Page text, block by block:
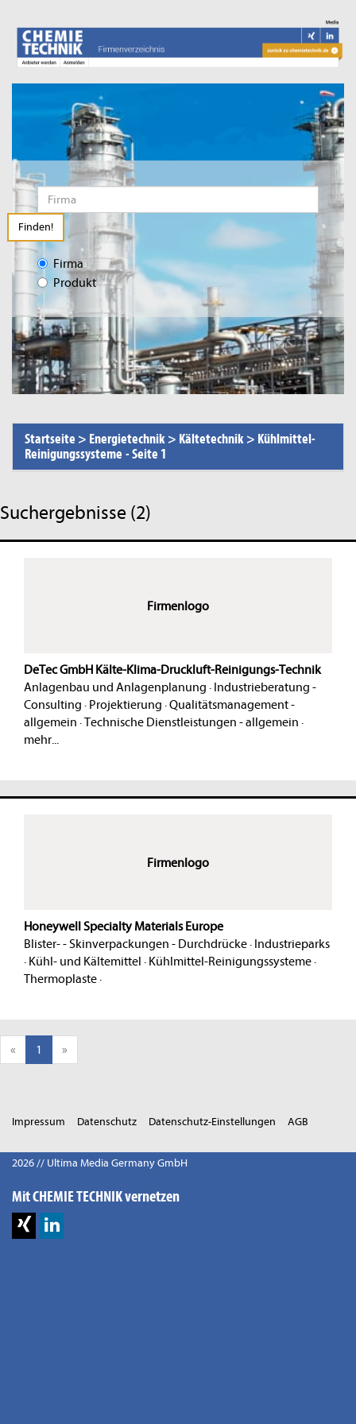
Finden!
Firma
Produkt
Startseite > Energietechnik > Kältetechnik > Kühlmittel-
Reinigungssysteme -Seite 1
Suchergebnisse (2)
Firmenlogo
DeTec GmbH Kälte-Klima-Druckluft-Reinigungs-Technik
Anlagenbau und Anlagenplanung · Industrieberatung -
Consulting · Projektierung ·Qualitätsmanagement -
allgemein ·Technische Dienstleistungen - allgemein ·
mehr...
Firmenlogo
Honeywell Specialty Materials Europe
Blister- - Skinverpackungen - Durchdrücke· Industrieparks
· Kühl- und Kältemittel · Kühlmittel-Reinigungssysteme·
Thermoplaste·
« 1 »
Impressum Datenschutz Datenschutz-Einstellungen AGB
2026 // Ultima Media Germany GmbH
Mit CHEMIE TECHNIK vernetzen